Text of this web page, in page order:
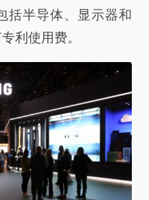
括半导体、显示器和
利使用费。